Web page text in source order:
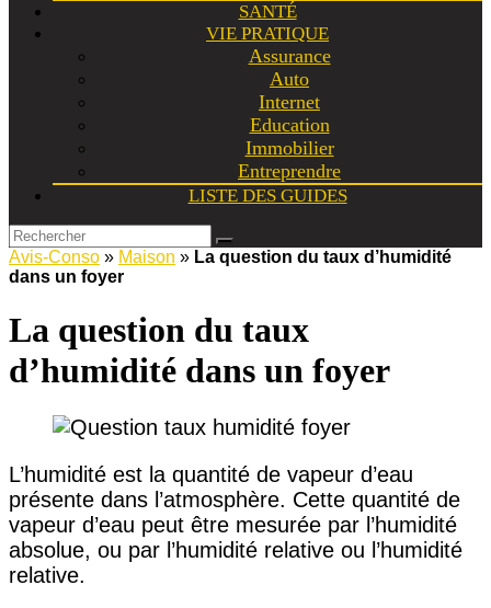
SANTÉ
VIE PRATIQUE
Assurance
Auto
Internet
Education
Immobilier
Entreprendre
LISTE DES GUIDES
Avis-Conso » Maison » La question du taux d’humidité
dans un foyer
La question du taux
d’humidité dans un foyer
L’humidité est la quantité de vapeur d’eau
présente dans l’atmosphère. Cette quantité de
vapeur d’eau peut être mesurée par l’humidité
absolue, ou par l’humidité relative ou l’humidité
relative.